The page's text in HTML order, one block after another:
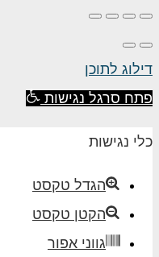
לתוכן
סרגל נגישות
נגישות
הגדל טקסט
הקטן טקסט
גווני אפור